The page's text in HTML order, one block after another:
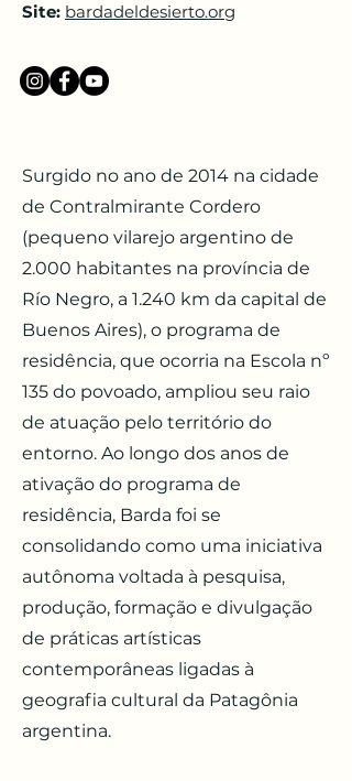
Site: bardadeldesierto.org
Surgido no ano de 2014 na cidade
de Contralmirante Cordero
(pequeno vilarejo argentino de
2.000 habitantes na província de
Río Negro, a 1.240 km da capital de
Buenos Aires), o programa de
residência, que ocorria na Escola nº
135 do povoado, ampliou seu raio
de atuação pelo território do
entorno. Ao longo dos anos de
ativação do programa de
residência, Barda foi se
consolidando como uma iniciativa
autônoma voltada à pesquisa,
produção, formação e divulgação
de práticas artísticas
contemporâneas ligadas à
geografia cultural da Patagônia
argentina.